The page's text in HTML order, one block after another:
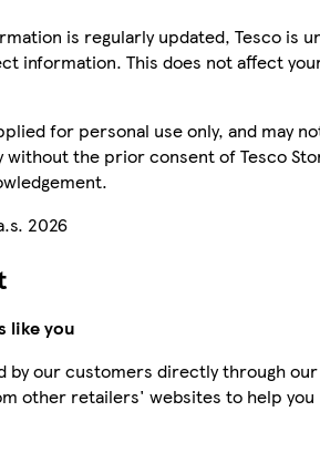
is regularly updated, Tesco is
information. This does not affect
for personal use only, and may
without the prior consent of Tesco
2026
like you
by our customers directly through
other retailers' websites to help you